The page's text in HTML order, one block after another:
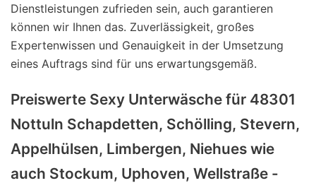
Dienstleistungen zufrieden sein, auch garantieren
können wir Ihnen das. Zuverlässigkeit, großes
Expertenwissen und Genauigkeit in der Umsetzung
eines Auftrags sind für uns erwartungsgemäß.
Preiswerte Sexy Unterwäsche für 48301
Nottuln Schapdetten, Schölling, Stevern,
Appelhülsen, Limbergen, Niehues wie
auch Stockum, Uphoven, Wellstraße -